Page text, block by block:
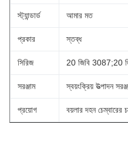
স্ট্যান্ডার্ড আমার মত
প্রকার স্তব্ধ
সিরিজ 20 জিবি 3087;20
সরঞ্জাম স্বয়ংক্রিয় উত্পাদন
প্রয়োগ বয়লার দহন চেম্বারের